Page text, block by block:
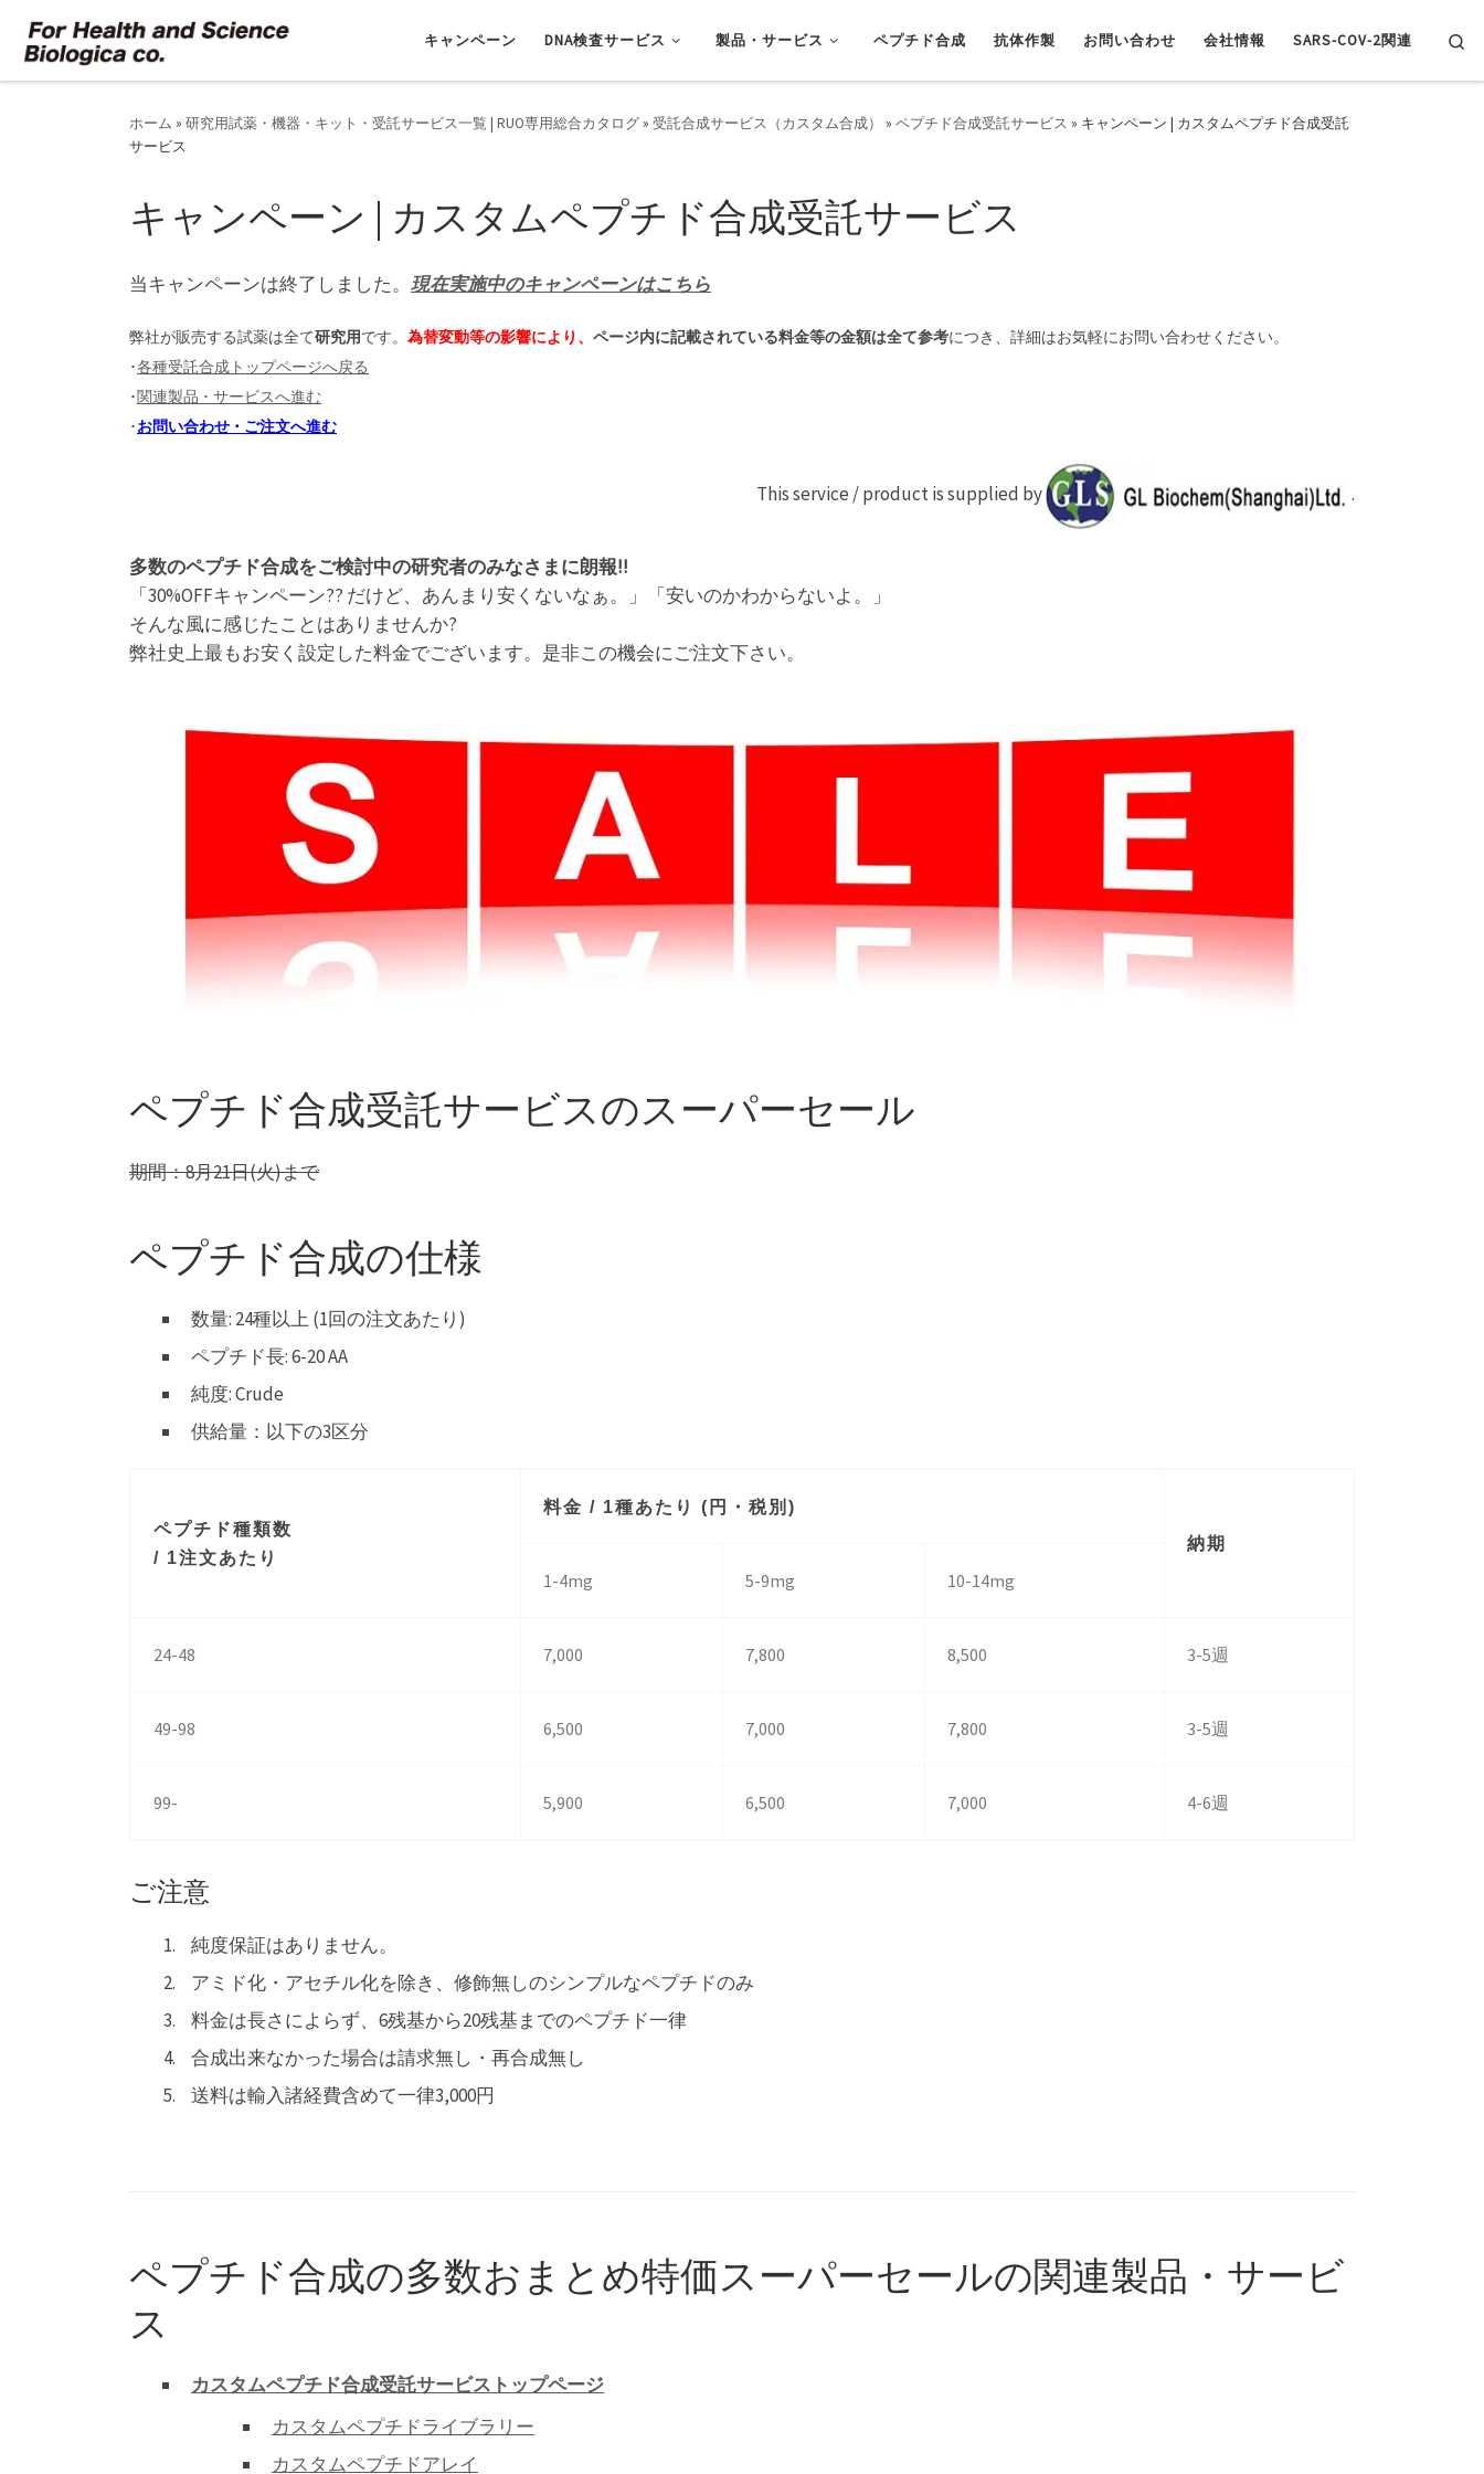
コンテンツへスキップ キャンペーン DNA検査サービス 製品・サービス ペプチド合成 抗体作製 お問い合わせ 会社情報 SARS-COV-2関連
ホーム » 研究用試薬・機器・キット・受託サービス一覧 | RUO専用総合カタログ » 受託合成サービス（カスタム合成） » ペプチド合成受託サービス » キャンペーン | カスタムペプチド合成受託
サービス
キャンペーン | カスタムペプチド合成受託サービス
当キャンペーンは終了しました。 現在実施中のキャンペーンはこちら
弊社が販売する試薬は全て研究用です。 為替変動等の影響により、 ページ内に記載されている料金等の金額は全て参考につき、詳細はお気軽にお問い合わせください。
･各種受託合成トップページへ戻る
･関連製品 ･ サービスへ進む
･お問い合わせ ･ ご注文へ進む
This service / product is supplied by .
多数のペプチド合成をご検討中の研究者のみなさまに朗報!!
「30%OFFキャンペーン?? だけど、あんまり安くないなぁ。」「安いのかわからないよ。」
そんな風に感じたことはありませんか?
弊社史上最もお安く設定した料金でございます。是非この機会にご注文下さい。
ペプチド合成受託サービスのスーパーセール
期間：8月21日(火)まで
ペプチド合成の仕様
数量: 24種以上 (1回の注文あたり)
ペプチド長: 6-20 AA
純度: Crude
供給量：以下の3区分
ペプチド種類数
/ 1注文あたり
料金 / 1種あたり (円・税別)
納期
1-4mg 5-9mg 10-14mg
24-48 7,000 7,800 8,500 3-5週
49-98 6,500 7,000 7,800 3-5週
99- 5,900 6,500 7,000 4-6週
ご注意
純度保証はありません。
アミド化・アセチル化を除き、修飾無しのシンプルなペプチドのみ
料金は長さによらず、6残基から20残基までのペプチド一律
合成出来なかった場合は請求無し・再合成無し
送料は輸入諸経費含めて一律3,000円
ペプチド合成の多数おまとめ特価スーパーセールの関連製品・サービ
ス
カスタムペプチド合成受託サービストップページ
カスタムペプチドライブラリー
カスタムペプチドアレイ